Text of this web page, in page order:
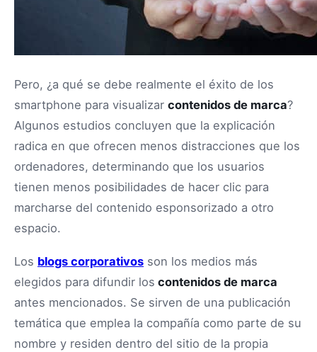
Pero, ¿a qué se debe realmente el éxito de los
smartphone para visualizar contenidos de marca?
Algunos estudios concluyen que la explicación
radica en que ofrecen menos distracciones que los
ordenadores, determinando que los usuarios
tienen menos posibilidades de hacer clic para
marcharse del contenido esponsorizado a otro
espacio.
Los blogs corporativos son los medios más
elegidos para difundir los contenidos de marca
antes mencionados. Se sirven de una publicación
temática que emplea la compañía como parte de su
nombre y residen dentro del sitio de la propia